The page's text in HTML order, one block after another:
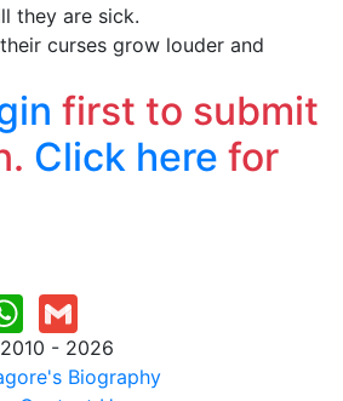
they are sick.
curses grow louder and
first to submit
Click here for
- 2026
Biography